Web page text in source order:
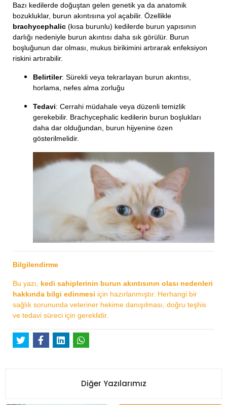
Bazı kedilerde doğuştan gelen genetik ya da anatomik
bozukluklar, burun akıntısına yol açabilir. Özellikle
brachycephalic (kısa burunlu) kedilerde burun yapısının
darlığı nedeniyle burun akıntısı daha sık görülür. Burun
boşluğunun dar olması, mukus birikimini artırarak enfeksiyon
riskini artırabilir.
Belirtiler: Sürekli veya tekrarlayan burun akıntısı,
horlama, nefes alma zorluğu
Tedavi: Cerrahi müdahale veya düzenli temizlik
gerekebilir. Brachycephalic kedilerin burun boşlukları
daha dar olduğundan, burun hijyenine özen
gösterilmelidir.
Bilgilendirme
Bu yazı, kedi sahiplerinin burun akıntısının olası nedenleri
hakkında bilgi edinmesi için hazırlanmıştır. Herhangi bir
sağlık sorununda veteriner hekime danışılması, doğru teşhis
ve tedavi süreci için gereklidir.
Diğer Yazılarımız